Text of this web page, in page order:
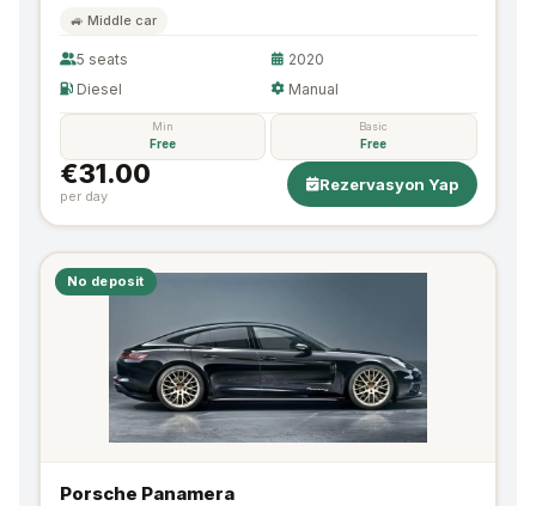
🚙 Middle car
5 seats
2020
Diesel
Manual
Min
Free
Basic
Free
€31.00
per day
Rezervasyon Yap
No deposit
Porsche Panamera